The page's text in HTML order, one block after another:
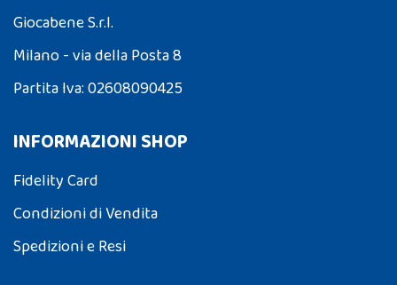
Giocabene S.r.l.
Milano - via della Posta 8
Partita Iva: 02608090425
INFORMAZIONI SHOP
Fidelity Card
Condizioni di Vendita
Spedizioni e Resi